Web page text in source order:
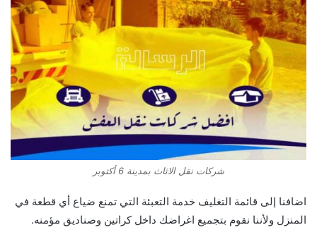
شركات نقل الاثاث بمدينة 6 أكتوبر
اضافنا إلى قائمة التغليف خدمة التعبئة التي تمنع ضياع أي قطعة في
المنزل ولأننا نقوم بتجميع اغراضك داخل كراتين وصناديق مؤمنه.